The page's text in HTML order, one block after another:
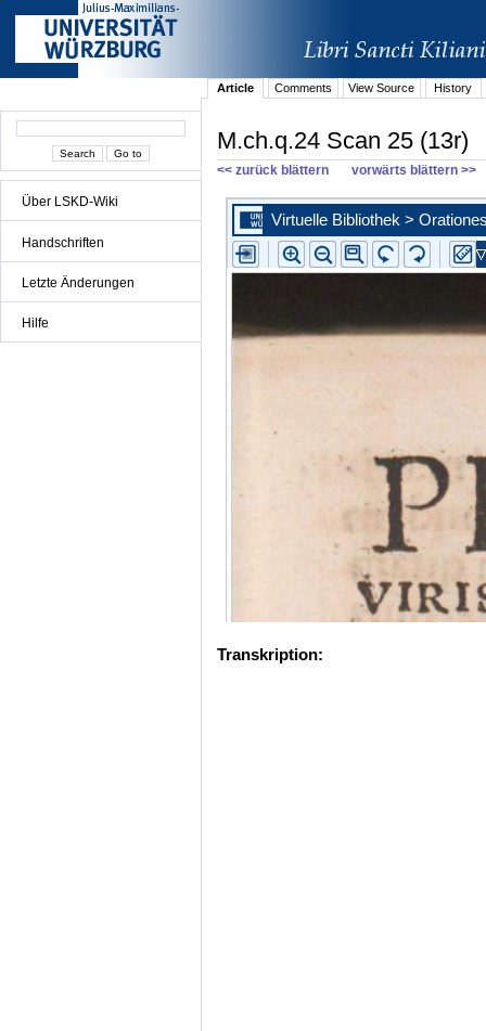
Über LSKD-Wiki
Handschriften
Letzte Änderungen
Hilfe
Article Comments View Source History
M.ch.q.24 Scan 25 (13r)
<< zurück blättern vorwärts blättern >>
Transkription: